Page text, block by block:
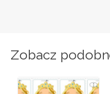
Zobacz